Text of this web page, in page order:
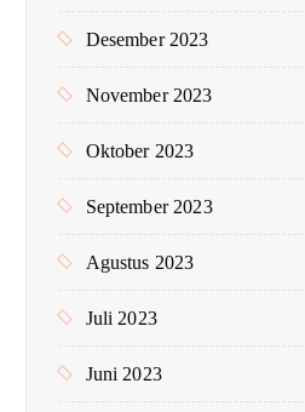
Desember 2023
November 2023
Oktober 2023
September 2023
Agustus 2023
Juli 2023
Juni 2023